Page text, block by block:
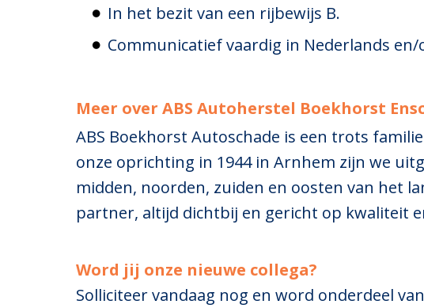
In het bezit van een rijbewijs B.
Communicatief vaardig in Nederlands en/
Meer over ABS Autoherstel Boekhorst
ABS Boekhorst Autoschade is een trots
onze oprichting in 1944 in Arnhem zijn we
midden, noorden, zuiden en oosten van het
partner, altijd dichtbij en gericht op kwaliteit
Word jij onze nieuwe collega?
Solliciteer vandaag nog en word onderdeel